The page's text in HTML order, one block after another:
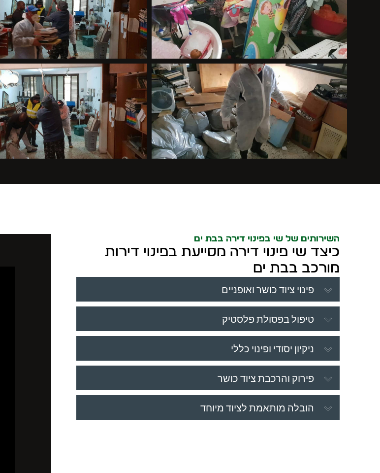
השירותים של שי בפינוי דירה בבת ים
כיצד שי פינוי דירה מסייעת בפינוי דירות
מורכב בבת ים
פינוי ציוד כושר ואופניים
טיפול בפסולת פלסטיק
ניקיון יסודי ופינוי כללי
פירוק והרכבת ציוד כושר
הובלה מותאמת לציוד מיוחד